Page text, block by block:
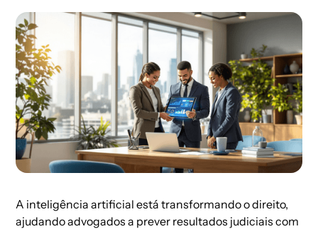
A inteligência artificial está transformando o direito,
ajudando advogados a prever resultados judiciais com